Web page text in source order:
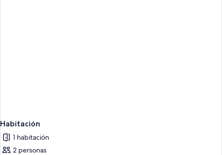
Habitación
1 habitación
2 personas